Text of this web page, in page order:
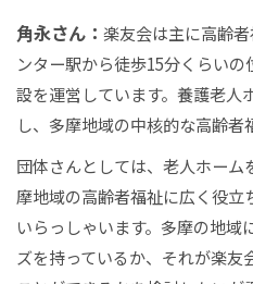
角永さん： 楽友会は主に高齢
ンター駅から徒歩15分くらい
設を運営しています。養護老人
し、多摩地域の中核的な高齢者
団体さんとしては、老人ホー
摩地域の高齢者福祉に広く役立
いらっしゃいます。多摩の地
ズを持っているか、それが楽友